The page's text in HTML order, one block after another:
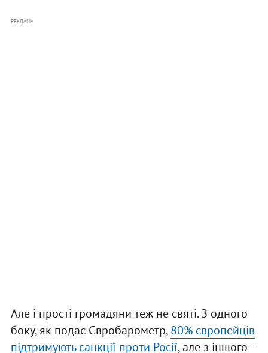
РЕКЛАМА
Але і прості громадяни теж не святі. З одного
боку, як подає Євробарометр,80% європейців
підтримують санкції проти Росії, але з іншого –